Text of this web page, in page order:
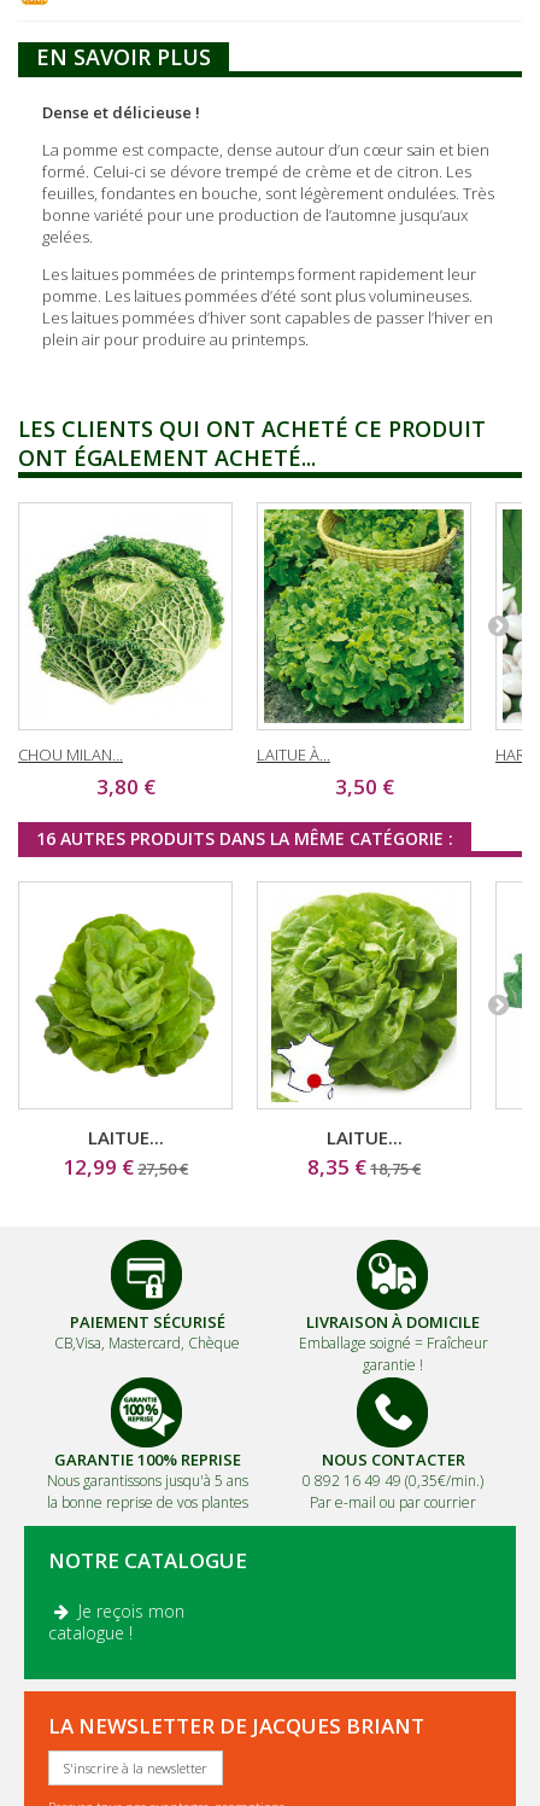
EN SAVOIR PLUS
Dense et délicieuse !
La pomme est compacte, dense autour d’un cœur sain et bien
formé. Celui-ci se dévore trempé de crème et de citron. Les
feuilles, fondantes en bouche, sont légèrement ondulées. Très
bonne variété pour une production de l’automne jusqu’aux
gelées.
Les laitues pommées de printemps forment rapidement leur
pomme. Les laitues pommées d’été sont plus volumineuses.
Les laitues pommées d’hiver sont capables de passer l’hiver en
plein air pour produire au printemps.
LES CLIENTS QUI ONT ACHETÉ CE PRODUIT
ONT ÉGALEMENT ACHETÉ...
CHOU MILAN...
3,80 €
LAITUE À...
3,50 €
16 AUTRES PRODUITS DANS LA MÊME CATÉGORIE :
LAITUE...
12,99 €27,50 €
LAITUE...
8,35 €18,75 €
PAIEMENT SÉCURISÉ
CB,Visa, Mastercard, Chèque
LIVRAISON À DOMICILE
Emballage soigné = Fraîcheur
garantie !
GARANTIE 100% REPRISE
Nous garantissons jusqu'à 5 ans
la bonne reprise de vos plantes
NOUS CONTACTER
0 892 16 49 49 (0,35€/min.)
Par e-mail ou par courrier
NOTRE CATALOGUE
Je reçois mon
catalogue !
LA NEWSLETTER DE JACQUES BRIANT
S'inscrire à la newsletter